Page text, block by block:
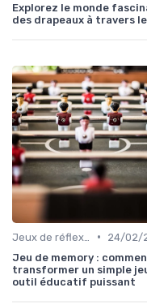
Explorez le monde
des drapeaux à travers
•
24/02/
Jeu de memory :
transformer un simple
outil éducatif puissant